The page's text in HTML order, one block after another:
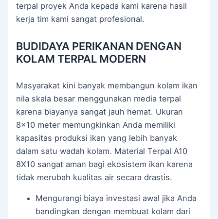
terpal proyek Anda kepada kami karena hasil
kerja tim kami sangat profesional.
BUDIDAYA PERIKANAN DENGAN
KOLAM TERPAL MODERN
Masyarakat kini banyak membangun kolam ikan
nila skala besar menggunakan media terpal
karena biayanya sangat jauh hemat. Ukuran
8×10 meter memungkinkan Anda memiliki
kapasitas produksi ikan yang lebih banyak
dalam satu wadah kolam. Material Terpal A10
8X10 sangat aman bagi ekosistem ikan karena
tidak merubah kualitas air secara drastis.
Mengurangi biaya investasi awal jika Anda
bandingkan dengan membuat kolam dari